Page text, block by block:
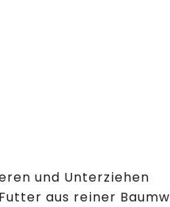
und Unterziehen
aus reiner